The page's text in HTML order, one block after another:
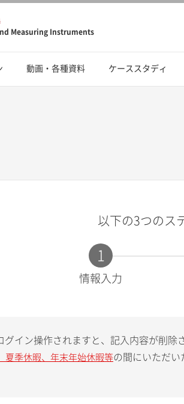
Measuring Instruments
動画・各種資料 ケーススタディ
以下の3つのス
1
現
情報入力
イン操作されますと、記入内容が削除
夏季休暇、年末年始休暇等の間にいただい